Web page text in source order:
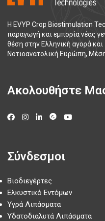
Η EVYP Crop Biostimulation
παραγωγή και εμπορία νέας
θέση στην Ελληνική αγορά
Νοτιοανατολική Ευρώπη,
Ακολουθήστε
Σύνδεσμοι
Βιοδιεγέρτες
Ελκυστικό Εντόμων
Υγρά Λιπάσματα
Υδατοδιαλυτά Λιπάσματα